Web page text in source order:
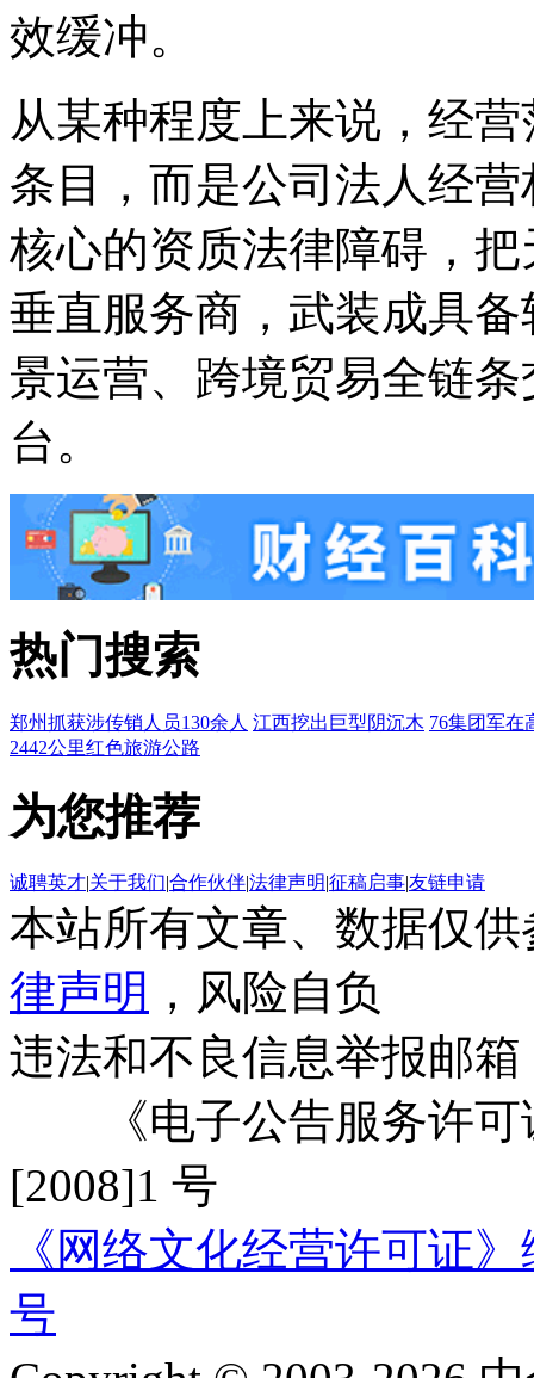
效缓冲。
从某种程度上来说，经
条目，而是公司法人经
核心的资质法律障碍，
垂直服务商，武装成具
景运营、跨境贸易全链
台。
热门搜索
郑州抓获涉传销人员130余人 江西挖出巨型阴沉木 76集团军在
2442公里红色旅游公路
为您推荐
诚聘英才|关于我们|合作伙伴|法律声明|征稿启事|友链申请
本站所有文章、数据仅
律声明 ，风险自负
违法和不良信息举报邮箱
《电子公告服务许可
[2008]1 号
《网络文化经营许可证
号